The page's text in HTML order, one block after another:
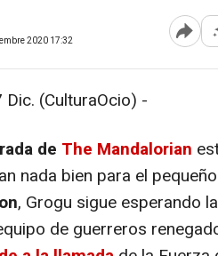
2020 17:32
Dic. (CulturaOcio) -
de The Mandalorian
nada bien para el
, Grogu sigue esperando
de guerreros